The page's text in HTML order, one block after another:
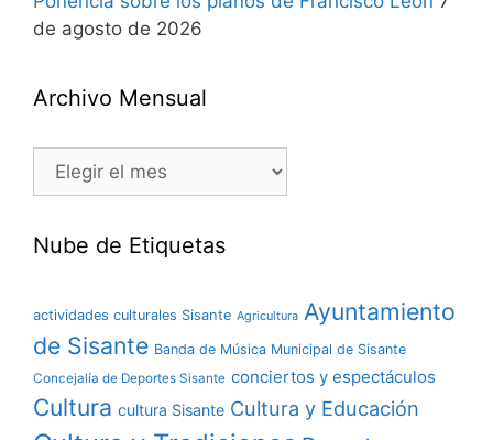
de agosto de 2026
Archivo Mensual
Nube de Etiquetas
actividades culturales Sisante Agricultura Ayuntamiento
de Sisante Banda de Música Municipal de Sisante
Concejalía de Deportes Sisante conciertos y espectáculos
Cultura cultura Sisante Cultura y Educación